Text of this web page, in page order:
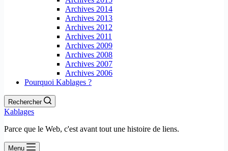
Archives 2014
Archives 2013
Archives 2012
Archives 2011
Archives 2009
Archives 2008
Archives 2007
Archives 2006
Pourquoi Kablages ?
Rechercher
Kablages
Parce que le Web, c'est avant tout une histoire de liens.
Menu